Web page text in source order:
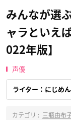
みんなが選
ャラといえ
022年版】
声優
ライター：にじめ
カテゴリ : 三瓶由布